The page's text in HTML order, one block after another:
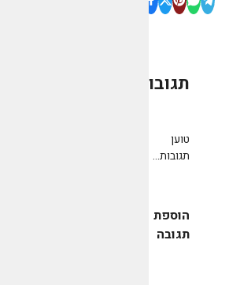
תגובות
טוען
תגובות...
הוספת
תגובה